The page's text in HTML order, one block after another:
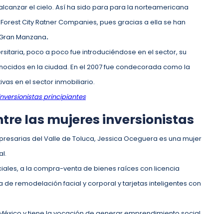
el cielo. Así ha sido para para la norteamericana
City Ratner Companies, pues gracias a ella se han
Manzana.
poco a poco fue introduciéndose en el sector, su
en la ciudad. En el 2007 fue condecorada como la
en el sector inmobiliario.
principiantes
las mujeres inversionistas
del Valle de Toluca, Jessica Oceguera es una mujer
a la compra-venta de bienes raíces con licencia
remodelación facial y corporal y tarjetas inteligentes con